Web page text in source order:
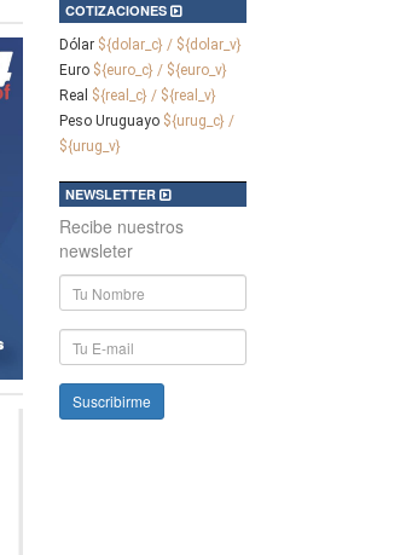
COTIZACIONES
Dólar ${dolar_c} / ${dolar_v}
Euro ${euro_c} / ${euro_v}
Real ${real_c} / ${real_v}
Peso Uruguayo ${urug_c} /
${urug_v}
NEWSLETTER
Recibe nuestros
newsleter
Nombre
y
Apellido
E-
mail